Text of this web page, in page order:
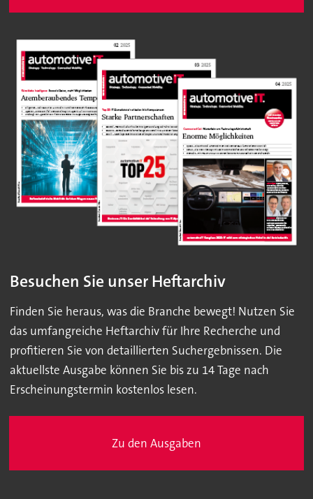
Besuchen Sie unser Heftarchiv
Finden Sie heraus, was die Branche bewegt! Nutzen Sie
das umfangreiche Heftarchiv für Ihre Recherche und
profitieren Sie von detaillierten Suchergebnissen. Die
aktuellste Ausgabe können Sie bis zu 14 Tage nach
Erscheinungstermin kostenlos lesen.
Zu den Ausgaben